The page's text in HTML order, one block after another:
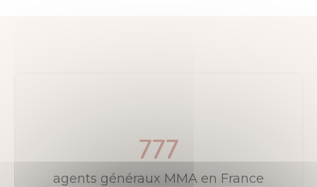
777
agents généraux MMA en France